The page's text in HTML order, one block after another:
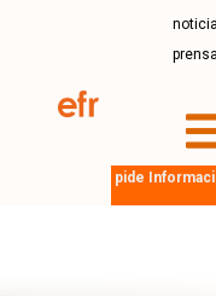
prensa
pide